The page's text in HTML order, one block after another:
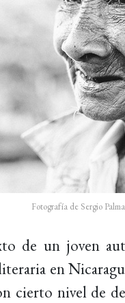
Fotografía de Sergio
de un joven
en
cierto nivel de